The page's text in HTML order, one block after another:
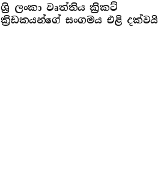
ශ්‍රි ලංකා වෘත්තිය ක්‍රිකට්
ක්‍රිඩකයන්ගේ සංගමය එළි දක්වයි